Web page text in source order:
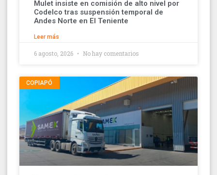
Mulet insiste en comisión de alto nivel por
Codelco tras suspensión temporal de
Andes Norte en El Teniente
Leer más
6 agosto, 2026 No hay comentarios
COPIAPÓ